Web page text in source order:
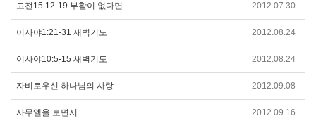
고전15:12-19 부활이 없다면 2012.07.30
이사야1:21-31 새벽기도 2012.08.24
이사야10:5-15 새벽기도 2012.08.24
자비로우신 하나님의 사랑 2012.09.08
사무엘을 보면서 2012.09.16